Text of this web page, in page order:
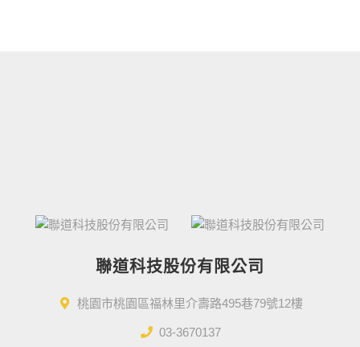
聯道科技股份有限公司
桃園市桃園區福林里介壽路495巷79號12樓
03-3670137